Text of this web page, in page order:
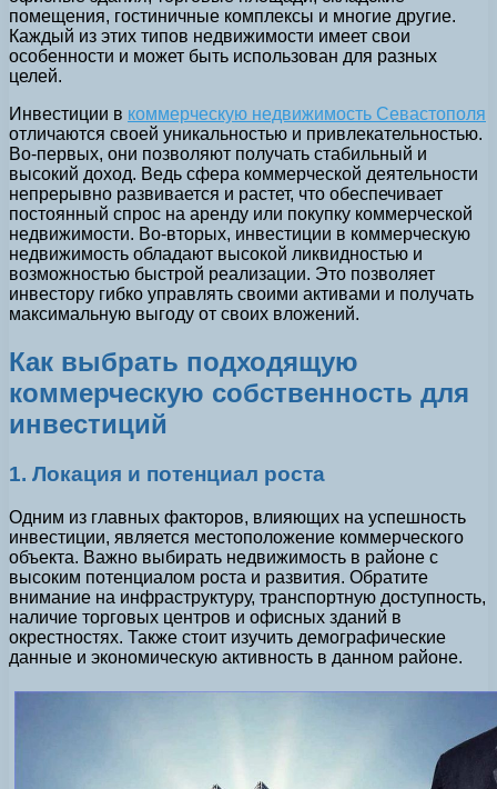
помещения, гостиничные комплексы и многие другие.
Каждый из этих типов недвижимости имеет свои
особенности и может быть использован для разных
целей.
Инвестиции в коммерческую недвижимость Севастополя
отличаются своей уникальностью и привлекательностью.
Во-первых, они позволяют получать стабильный и
высокий доход. Ведь сфера коммерческой деятельности
непрерывно развивается и растет, что обеспечивает
постоянный спрос на аренду или покупку коммерческой
недвижимости. Во-вторых, инвестиции в коммерческую
недвижимость обладают высокой ликвидностью и
возможностью быстрой реализации. Это позволяет
инвестору гибко управлять своими активами и получать
максимальную выгоду от своих вложений.
Как выбрать подходящую
коммерческую собственность для
инвестиций
1. Локация и потенциал роста
Одним из главных факторов, влияющих на успешность
инвестиции, является местоположение коммерческого
объекта. Важно выбирать недвижимость в районе с
высоким потенциалом роста и развития. Обратите
внимание на инфраструктуру, транспортную доступность,
наличие торговых центров и офисных зданий в
окрестностях. Также стоит изучить демографические
данные и экономическую активность в данном районе.